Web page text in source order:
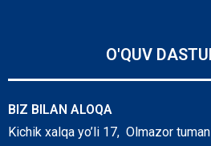
O'QUV
BIZ BILAN ALOQA
Kichik xalqa yo’li 17, Olmazor